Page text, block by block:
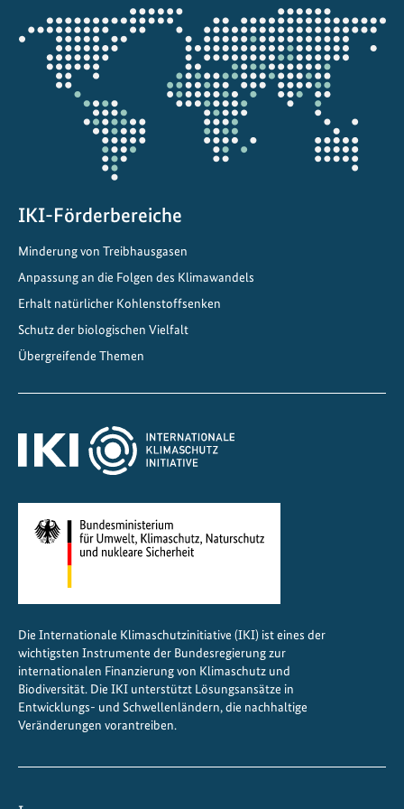
g
k
e
i
t
f
k
K
-
u
o
d
i
v
Öffnet
die
Projektkarte
IKI-Förderbereiche
Minderung von Treibhausgasen
Anpassung an die Folgen des Klimawandels
Erhalt natürlicher Kohlenstoffsenken
Schutz der biologischen Vielfalt
Übergreifende Themen
Die Internationale Klimaschutzinitiative (IKI) ist eines der
wichtigsten Instrumente der Bundesregierung zur
internationalen Finanzierung von Klimaschutz und
Biodiversität. Die IKI unterstützt Lösungsansätze in
Entwicklungs- und Schwellenländern, die nachhaltige
Veränderungen vorantreiben.